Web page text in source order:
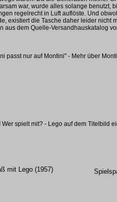
war, wurde alles solange benutzt,
regelrecht in Luft auflöste. Und
existiert die Tasche daher leider nicht
aus dem Quelle-Versandhauskatalog
passt nur auf Montini" - Mehr über
spielt mit? - Lego auf dem Titelbild
mit Lego (1957)